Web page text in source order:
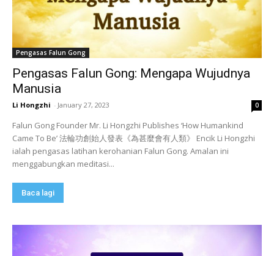
Pengasas Falun Gong
Pengasas Falun Gong: Mengapa Wujudnya
Manusia
Li Hongzhi - January 27, 2023 0
Falun Gong Founder Mr. Li Hongzhi Publishes ‘How Humankind
Came To Be’ 法輪功創始人發表《為甚麼會有人類》 Encik Li Hongzhi
ialah pengasas latihan kerohanian Falun Gong. Amalan ini
menggabungkan meditasi...
Baca lagi